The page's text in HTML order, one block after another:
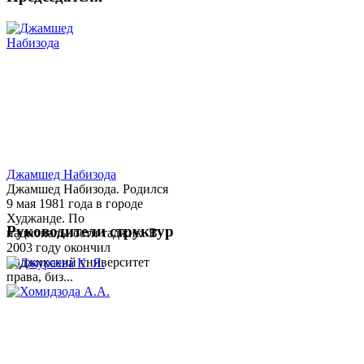
Джамшед Набизода
Джамшед Набизода. Родился
9 мая 1981 года в городе
Худжанде. По
национальности таджик. В
2003 году окончил
Таджикский университет
права, биз...
Руководители структур